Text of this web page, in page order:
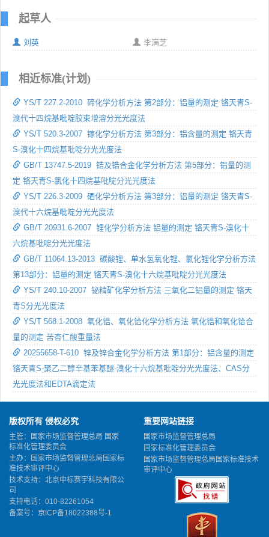
起草人
刘英 李满芝
相近标准(计划)
YS/T 227.2-2010 碲化学分析方法 第2部分：铝量的测定 铬天青S-
溴代十四烷基吡啶胶束增溶分光光度法
YS/T 520.3-2007 镓化学分析方法 第3部分：铝含量的测定 铬天青
S-溴化十四烷基吡啶分光光度法
GB/T 13747.5-2019 锆及锆合金化学分析方法 第5部分：铝量的测
定 铬天青S-氯化十四烷基吡啶分光光度法
YS/T 226.3-2009 硒化学分析方法 第3部分：铝量的测定 铬天青S-
溴代十六烷基吡啶分光光度法
GB/T 20931.6-2007 锂化学分析方法 铝量的测定 铬天青S-溴化十
六烷基吡啶分光光度法
GB/T 11064.13-2013 碳酸锂、单水氢氧化锂、氯化锂化学分析方法
第13部分：铝量的测定 铬天青S-溴化十六烷基吡啶分光光度法
YS/T 240.10-2007 铋精矿化学分析方法 三氧化二铝量的测定 铬天
青S分光光度法
YS/T 568.1-2008 氧化锆、氧化铪化学分析方法 氧化锆和氧化铪合
量的测定 苦杏仁酸重量法
20255658-T-610 锌及锌合金化学分析方法 第1部分：铝含量的测定
铬天青S-聚乙二醇辛基苯基醚-溴化十六烷基吡啶分光光度法、CAS分
光光度法和EDTA滴定法
版权所有 侵权必究
主管：国家市场监督管理总局 国家
标准化管理委员会
主办：国家市场监督管理总局国家标
准技术审评中心
技术支持：北京中标赛宇科技有限公
司
支持电话：010-82261054
备案号： 京ICP备18022388号-1
重要网站链接
国家市场监督管理总局
国家标准化管理委员会
国家市场监督管理总局国家标准技术
审评中心